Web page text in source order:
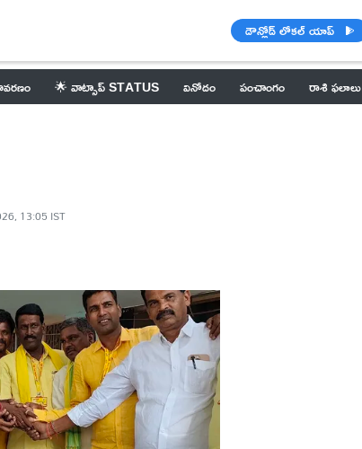
డౌన్లోడ్ లోకల్ యాప్
🌟 వాట్సాప్ STATUS వినోదం పంచాంగం రాశి ఫలాలు
13:05 IST